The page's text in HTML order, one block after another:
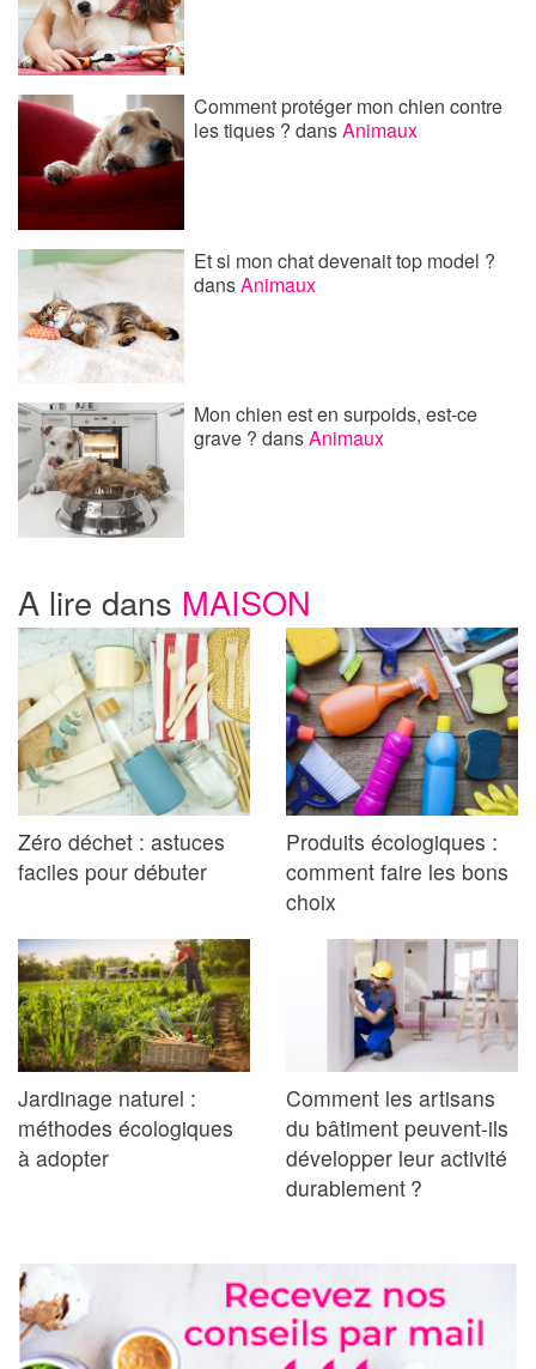
Comment protéger mon chien contre
les tiques ?dansAnimaux
Et si mon chat devenait top model ?
dansAnimaux
Mon chien est en surpoids, est-ce
grave ?dansAnimaux
A lire dans MAISON
Zéro déchet : astuces
faciles pour débuter
Produits écologiques :
comment faire les bons
choix
Jardinage naturel :
méthodes écologiques
à adopter
Comment les artisans
du bâtiment peuvent-ils
développer leur activité
durablement ?